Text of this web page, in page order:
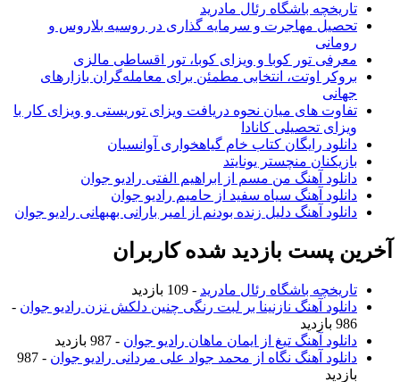
تاریخچه باشگاه رئال مادرید
تحصیل مهاجرت و سرمایه گذاری در روسیه بلاروس و
رومانی
معرفی تور کوبا و ویزای کوبا، تور اقساطی مالزی
بروکر اوتت، انتخابی مطمئن برای معامله‌گران بازارهای
جهانی
تفاوت های میان نحوه دریافت ویزای توریستی و ویزای کار با
ویزای تحصیلی کانادا
دانلود رایگان کتاب خام گیاهخواری آوانسیان
بازیکنان منچستر یونایتد
دانلود آهنگ من مسم از ابراهیم الفتی رادیو جوان
دانلود آهنگ سیاه سفید از حامیم رادیو جوان
دانلود آهنگ دلیل زنده بودنم از امیر بارانی بهبهانی رادیو جوان
آخرین پست بازدید شده کاربران
تاریخچه باشگاه رئال مادرید - 109 بازدید
دانلود آهنگ نازنینا بر لبت رنگی چنین دلکش نزن رادیو جوان -
986 بازدید
دانلود آهنگ تیغ از ایمان ماهان رادیو جوان - 987 بازدید
دانلود آهنگ نگاه از محمد جواد علی مردانی رادیو جوان
- 987
بازدید